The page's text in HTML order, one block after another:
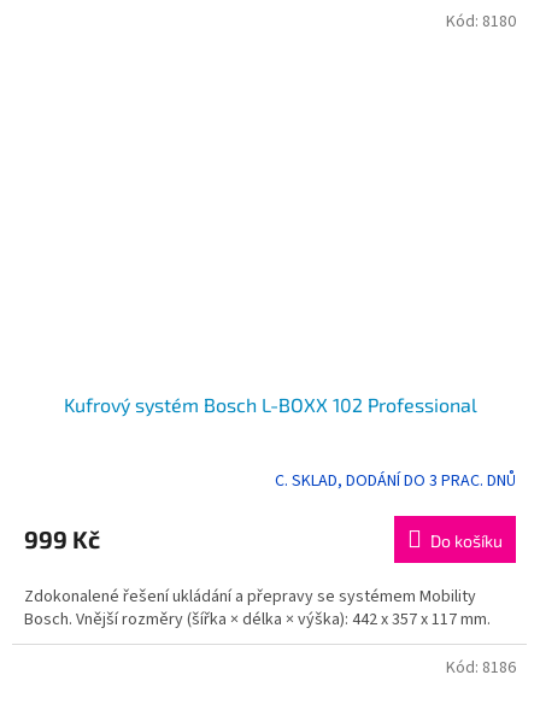
Kufrový systém Bosch L-BOXX 102 Professional
C. SKLAD, DODÁNÍ DO 3 PRAC. DNŮ
999 Kč Do košíku
Zdokonalené řešení ukládání a přepravy se systémem Mobility
Bosch. Vnější rozměry (šířka × délka × výška): 442 x 357 x 117 mm.
Kód: 8180
Kód: 8186